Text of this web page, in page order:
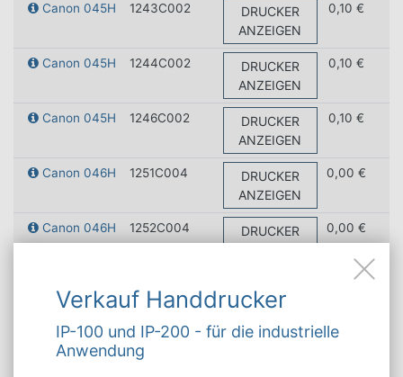
Canon 045H 1243C002
DRUCKER
ANZEIGEN
0,10 €
Canon 045H 1244C002
DRUCKER
ANZEIGEN
0,10 €
Canon 045H 1246C002
DRUCKER
ANZEIGEN
0,10 €
Canon 046H 1251C004
DRUCKER
ANZEIGEN
0,00 €
Canon 046H 1252C004
DRUCKER
0,00 €
ANZEIGEN
0,00 €
Canon 046H 1253C002
DRUCKER
0,00 €
Verkauf Handdrucker
IP-100 und IP-200 - für die industrielle
Anwendung